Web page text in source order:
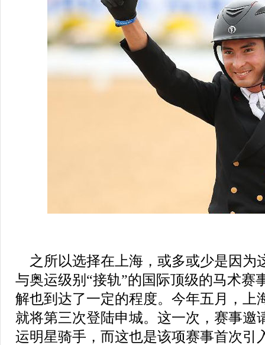
之所以选择在上海，或多或少是因为
与奥运级别“接轨”的国际顶级的马术赛
解也到达了一定的程度。今年五月，上
就将第三次登陆申城。这一次，赛事邀
运明星骑手，而这也是该项赛事首次引